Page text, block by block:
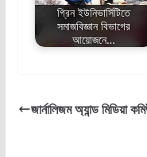
গ্রিন ইউনিভার্সিটিতে
সমাজবিজ্ঞান বিভাগের
আয়োজনে…
জার্নালিজম অ্যান্ড মিডিয়া